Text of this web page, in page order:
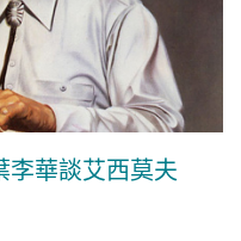
李華談艾西莫夫